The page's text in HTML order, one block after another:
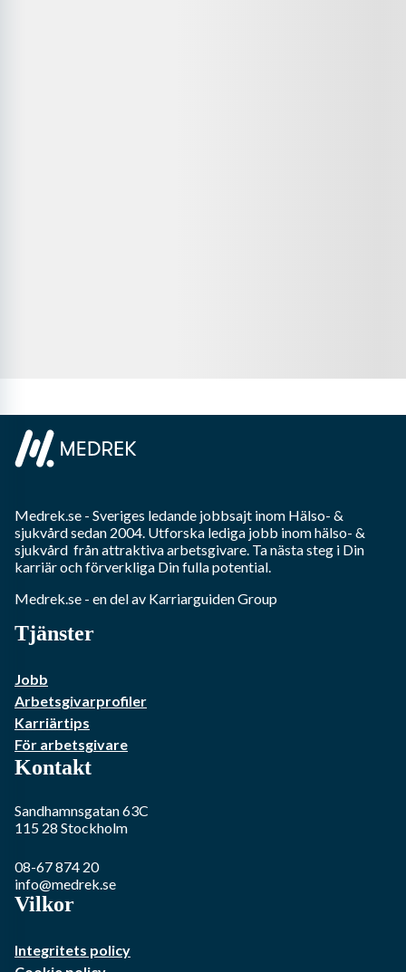
Medrek.se - Sveriges ledande jobbsajt inom Hälso- &
sjukvårdsedan 2004. Utforska lediga jobb inomhälso- &
sjukvård från attraktiva arbetsgivare. Ta nästa steg i Din
karriär och förverkliga Din fulla potential.
Medrek.se - en del av Karriarguiden Group
Tjänster
Jobb
Arbetsgivarprofiler
Karriärtips
För arbetsgivare
Kontakt
Sandhamnsgatan 63C
115 28 Stockholm
08-67 874 20
info@medrek.se
Vilkor
Integritets policy